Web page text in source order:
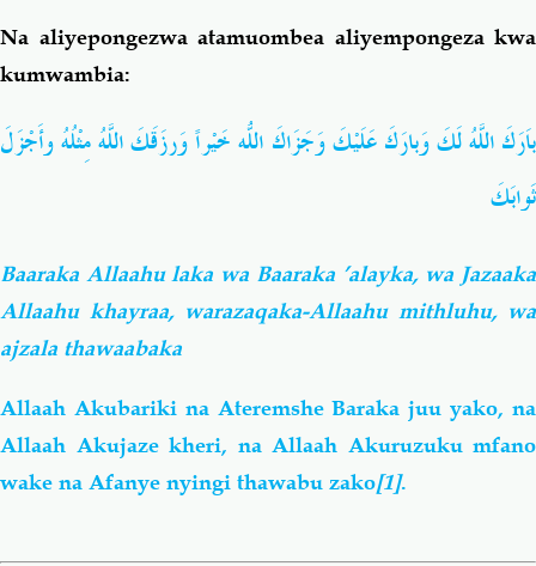
Na aliyepongezwa atamuombea aliyempongeza kwa
kumwambia:
باَرَكَ اللَّهُ لَكَ وَبارَكَ عَلَيْكَ وَجَزَاكَ اللّهُ خَيْراً وَرزَقَكَ اللَّهُ مِثْلُهُ وأَجْزَلَ
َثَوابَكَ
Baaraka Allaahu laka wa Baaraka ’alayka, wa Jazaaka
Allaahu khayraa, warazaqaka-Allaahu mithluhu, wa
ajzala thawaabaka
Allaah Akubariki na Ateremshe Baraka juu yako, na
Allaah Akujaze kheri, na Allaah Akuruzuku mfano
wake na Afanye nyingi thawabu zako[1].